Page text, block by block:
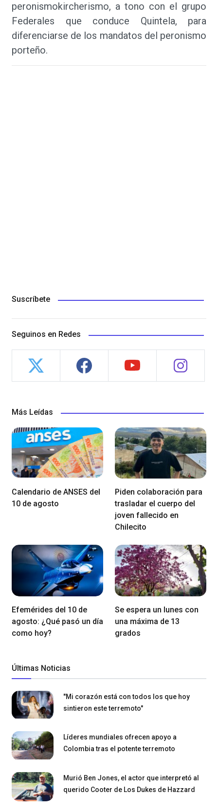
peronismokircherismo, a tono con el grupo
Federales que conduce Quintela, para
diferenciarse de los mandatos del peronismo
porteño.
Suscríbete
Seguinos en Redes
Más Leídas
Calendario de ANSES del
10 de agosto
Piden colaboración para
trasladar el cuerpo del
joven fallecido en
Chilecito
Efemérides del 10 de
agosto: ¿Qué pasó un día
como hoy?
Se espera un lunes con
una máxima de 13
grados
Últimas Noticias
"Mi corazón está con todos los que hoy
sintieron este terremoto"
Líderes mundiales ofrecen apoyo a
Colombia tras el potente terremoto
Murió Ben Jones, el actor que interpretó al
querido Cooter de Los Dukes de Hazzard